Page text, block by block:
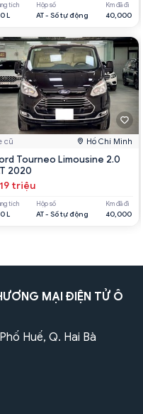
tích
L
Hộp số
AT - Số tự động
Km đã đi
40,000
cũ Hồ Chí Minh
Tourneo Limousine 2.0
2020
triệu
tích
L
Hộp số
AT - Số tự động
Km đã đi
40,000
MẠI ĐIỆN TỬ Ô
Huế, Q. Hai Bà